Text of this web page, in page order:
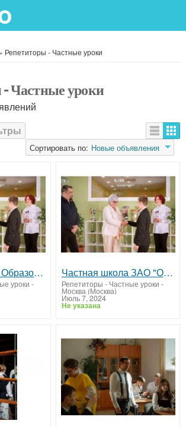
» Репетиторы - Частные уроки
Частные уроки
Сортировать по: Новые объявления
Частная школа Образование Плюс I
уроки -
Частная школа ЗАО "Образование Плюс...I"
Репетиторы - Частные уроки -
Москва (Москва)
Июль 7, 2024
Не указана